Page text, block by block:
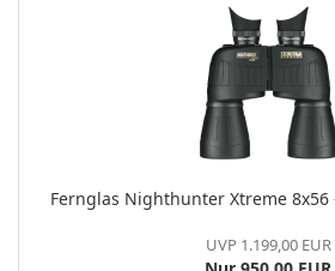
Fern­glas Night­hun­ter Xtre­me 8x56
UVP 1.199,00 EUR